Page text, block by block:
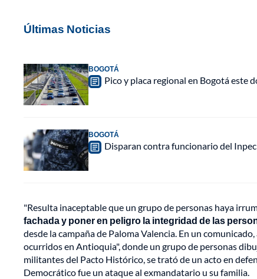
Últimas Noticias
BOGOTÁ
Pico y placa regional en Bogotá este
BOGOTÁ
Disparan contra funcionario del
"Resulta inaceptable que un grupo de personas haya
fachada y poner en peligro la integridad de las
desde la campaña de Paloma Valencia. En un
ocurridos en Antioquia", donde un grupo de personas
militantes del Pacto Histórico, se trató de un acto en
Democrático fue un ataque al exmandatario u su familia.